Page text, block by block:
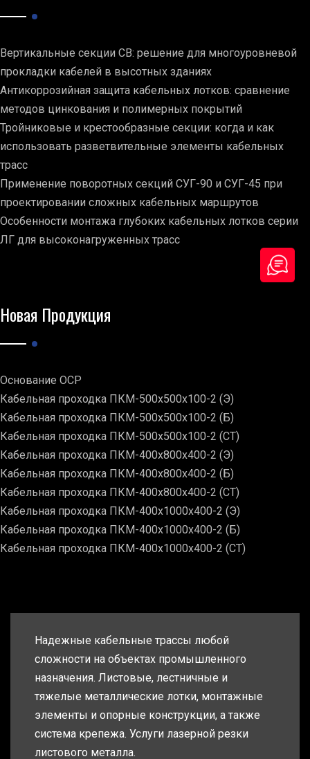
Вертикальные секции СВ: решение для многоуровневой
прокладки кабелей в высотных зданиях
Антикоррозийная защита кабельных лотков: сравнение
методов цинкования и полимерных покрытий
Тройниковые и крестообразные секции: когда и как
использовать разветвительные элементы кабельных
трасс
Применение поворотных секций СУГ-90 и СУГ-45 при
проектировании сложных кабельных маршрутов
Особенности монтажа глубоких кабельных лотков серии
ЛГ для высоконагруженных трасс
Новая Продукция
Основание ОСР
Кабельная проходка ПКМ-500х500х100-2 (Э)
Кабельная проходка ПКМ-500х500х100-2 (Б)
Кабельная проходка ПКМ-500х500х100-2 (СТ)
Кабельная проходка ПКМ-400х800х400-2 (Э)
Кабельная проходка ПКМ-400х800х400-2 (Б)
Кабельная проходка ПКМ-400х800х400-2 (СТ)
Кабельная проходка ПКМ-400х1000х400-2 (Э)
Кабельная проходка ПКМ-400х1000х400-2 (Б)
Кабельная проходка ПКМ-400х1000х400-2 (СТ)
Надежные кабельные трассы любой
сложности на объектах промышленного
назначения. Листовые, лестничные и
тяжелые металлические лотки, монтажные
элементы и опорные конструкции, а также
система крепежа. Услуги лазерной резки
листового металла.